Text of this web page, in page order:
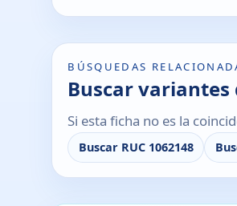
BÚSQUEDAS
Buscar
Si esta ficha no es la
Buscar RUC 1062148